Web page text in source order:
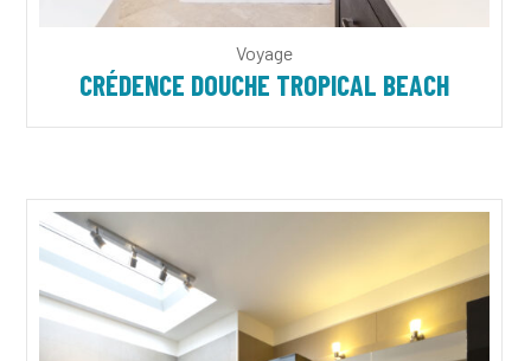
Voyage
CRÉDENCE DOUCHE TROPICAL BEACH